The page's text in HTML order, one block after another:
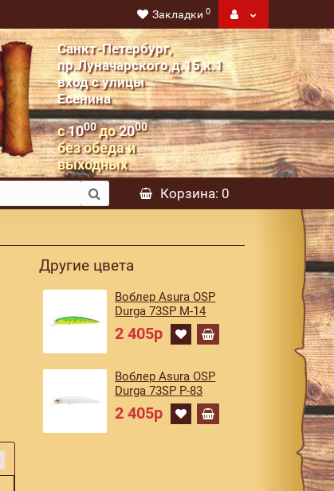
Закладки 0
Санкт-Петербург,
пр.Луначарского,д.15,к.1
вход с улицы
Есенина
с1000до2000
без обеда и
выходных
Корзина: 0
Другие цвета
Воблер Asura OSP
Durga 73SP M-14
2 405р
Воблер Asura OSP
Durga 73SP P-83
2 405р